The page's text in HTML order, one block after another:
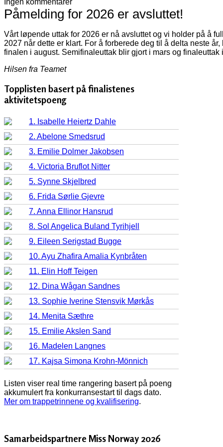
Ingen kommentarer
Påmelding for 2026 er avsluttet!
Vårt løpende uttak for 2026 er nå avsluttet og vi holder på å
2027 når dette er klart. For å forberede deg til å delta neste
finalen i august. Semifinaleuttak blir gjort i mars og finaleuttak
Hilsen fra Teamet
Topplisten basert på finalistenes
aktivitetspoeng
1. Isabelle Heiertz Dahle
2. Abelone Smedsrud
3. Emilie Dolmer Jakobsen
4. Victoria Bruflot Nitter
5. Synne Skjelbred
6. Frida Sørlie Gjevre
7. Anna Ellinor Hansrud
8. Sol Angelica Buland Tyrihjell
9. Eileen Serigstad Bugge
10. Ayu Zhafira Amalia Kynbråten
11. Elin Hoff Teigen
12. Dina Wågan Sandnes
13. Sophie Iverine Stensvik Mørkås
14. Menita Sæthre
15. Emilie Akslen Sand
16. Madelen Langnes
17. Kajsa Simona Krohn-Mönnich
Listen viser real time rangering basert på poeng
akkumulert fra konkurransestart til dags dato.
Mer om trappetrinnene og kvalifisering.
Samarbeidspartnere Miss Norway 2026